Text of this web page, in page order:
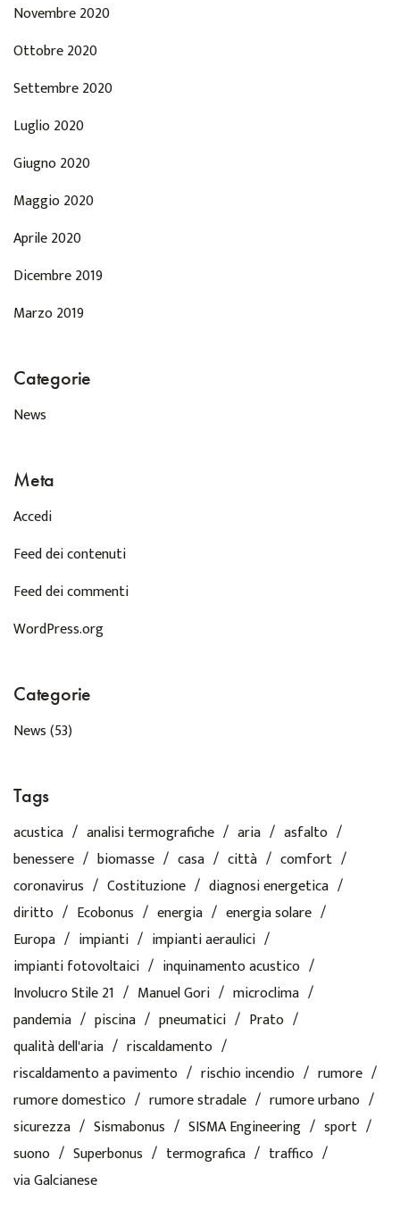
Novembre 2020
Ottobre 2020
Settembre 2020
Luglio 2020
Giugno 2020
Maggio 2020
Aprile 2020
Dicembre 2019
Marzo 2019
Categorie
News
Meta
Accedi
Feed dei contenuti
Feed dei commenti
WordPress.org
Categorie
News(53)
Tags
acustica analisi termografiche aria
asfalto
benessere
biomasse casa città
comfort
coronavirus
Costituzione
diagnosi energetica
diritto
Ecobonus energia
energia solare
Europa
impianti
impianti aeraulici
impianti fotovoltaici
inquinamento acustico
Involucro Stile 21
Manuel Gori
microclima
pandemia
piscina pneumatici
Prato
qualità dell'aria
riscaldamento
riscaldamento a pavimento
rischio incendio
rumore
rumore domestico
rumore stradale
rumore urbano
sicurezza
Sismabonus SISMA Engineering
sport
suono
Superbonus termografica
traffico
via Galcianese